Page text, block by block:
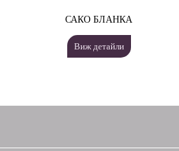
САКО БЛАНКА
Виж детайли